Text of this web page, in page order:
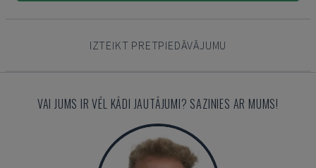
IZTEIKT PRETPIEDĀVĀJUMU
VAI JUMS IR VĒL KĀDI JAUTĀJUMI? SAZINIES AR MUMS!